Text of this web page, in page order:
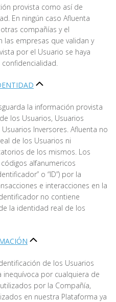
provista como así de
En ningún caso Afluenta
compañías y el
las empresas que validan y
por el Usuario se haya
la información provista
los Usuarios, Usuarios
Inversores. Afluenta no
de los Usuarios ni
de los mismos. Los
alfanumericos
o “ID”) por la
e interacciones en la
no contiene
la identidad real de los
de los Usuarios
inequívoca por cualquiera de
por la Compañía,
en nuestra Plataforma ya